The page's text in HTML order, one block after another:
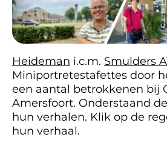
Heideman i.c.m. Smulders
Miniportretestafettes door
een aantal betrokkenen bij
Amersfoort. Onderstaand
hun verhalen. Klik op de
hun verhaal.